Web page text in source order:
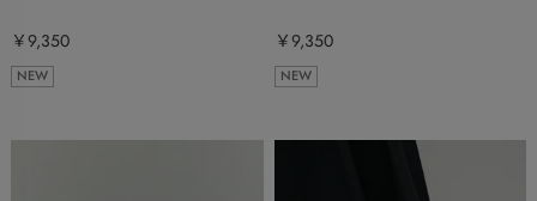
￥9,350
NEW
￥9,350
NEW